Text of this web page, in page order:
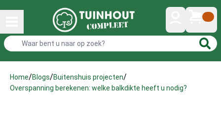
Home/Blogs/Buitenshuis projecten/
Overspanning berekenen: welke balkdikte heeft u nodig?